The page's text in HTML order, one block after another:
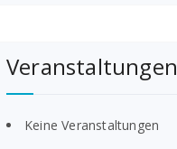
Veranstaltungen
Keine Veranstaltungen